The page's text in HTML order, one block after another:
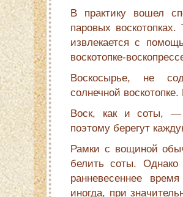
В практику вошел
паровых
извлекается с
воскотопке-
Воскосырье, не
солнечной
Воск, как и соты, —
поэтому берегут
Рамки с вощиной
белить соты. Однако
ранневесеннее
иногда, при